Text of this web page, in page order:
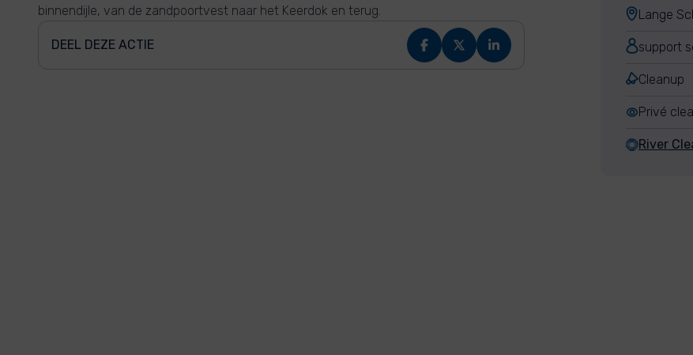
binnendijle, van de zandpoortvest naar het Keerdok en terug.
DEEL DEZE ACTIE
Lange
support
Cleanup
Privé
River